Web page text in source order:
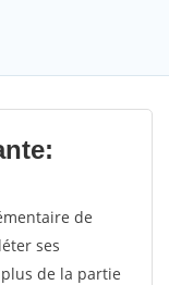
de
ses
de la partie